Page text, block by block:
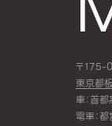
〒175-
東京都
車：首
電車：